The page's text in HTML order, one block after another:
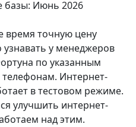
базы: Июнь 2026
время точную цену
у менеджеров
по указанным
Интернет-
в тестовом режиме.
улучшить интернет-
над этим.